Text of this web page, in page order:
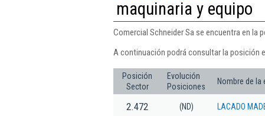
maquinaria y equipo
Comercial Schneider Sa se encuentra en la
A continuación podrá consultar la posición
Posición
Sector
Evolución
Posiciones
Nombre de la
2.472 (ND) LACADO